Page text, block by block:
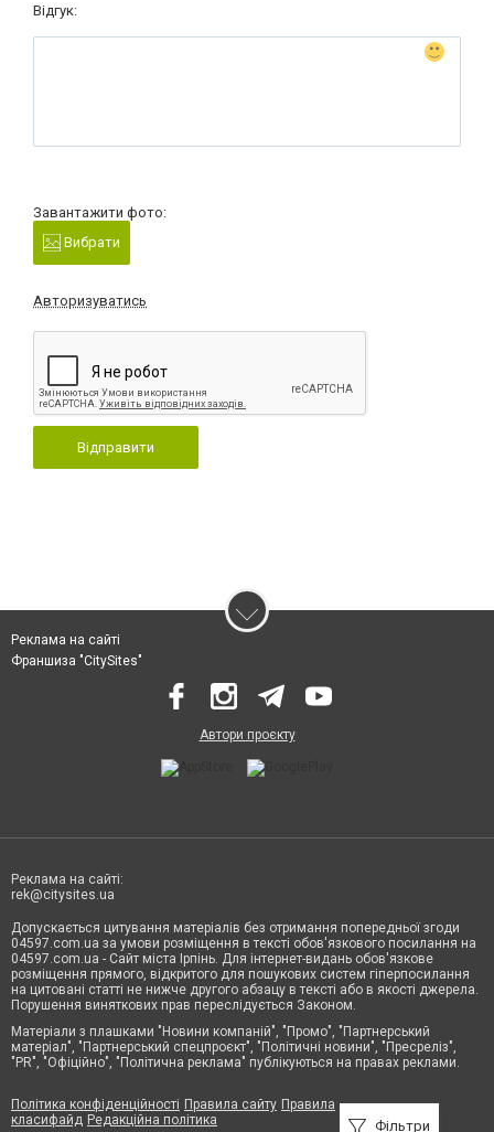
Відгук:
Завантажити фото:
Вибрати
Авторизуватись
Відправити
Фільтри
Реклама на сайті
Франшиза "CitySites"
Автори проєкту
Реклама на сайті:
rek@citysites.ua
Допускається цитування матеріалів без отримання попередньої згоди
04597.com.ua за умови розміщення в тексті обов'язкового посилання на
04597.com.ua - Сайт міста Ірпінь. Для інтернет-видань обов'язкове
розміщення прямого, відкритого для пошукових систем гіперпосилання
на цитовані статті не нижче другого абзацу в тексті або в якості джерела.
Порушення виняткових прав переслідується Законом.
Матеріали з плашками "Новини компаній", "Промо", "Партнерський
матеріал", "Партнерський спецпроєкт", "Політичні новини", "Пресреліз",
"PR", "Офіційно", "Політична реклама" публікуються на правах реклами.
Політика конфіденційності Правила сайту Правила
класифайд Редакційна політика